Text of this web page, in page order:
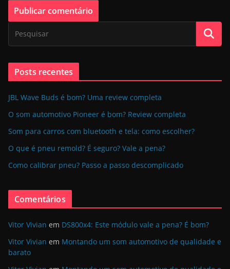
Posts recentes
JBL Wave Buds é bom? Uma review completa
O som automotivo Pioneer é bom? Review completa
Som para carros com bluetooth e tela: como escolher?
O que é pneu remold? É seguro? Vale a pena?
Como calibrar pneu? Passo a passo descomplicado
Comentários
Vitor Vivian em DS800x4: Este módulo vale a pena? É bom?
Vitor Vivian em Montando um som automotivo de qualidade e
barato